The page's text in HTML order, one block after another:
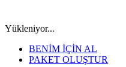
Yükleniyor...
BENİM İÇİN AL
PAKET OLUŞTUR